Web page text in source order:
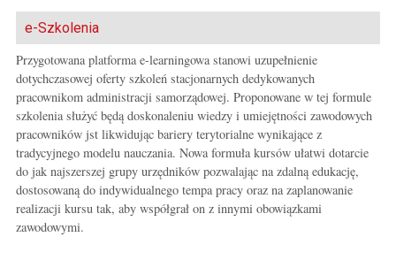
t
r
i
a
l
n
e
g
o
e-Szkolenia
Przygotowana platforma e-learningowa stanowi uzupełnienie
dotychczasowej oferty szkoleń stacjonarnych dedykowanych
pracownikom administracji samorządowej. Proponowane w tej formule
szkolenia służyć będą doskonaleniu wiedzy i umiejętności zawodowych
pracowników jst likwidując bariery terytorialne wynikające z
tradycyjnego modelu nauczania. Nowa formuła kursów ułatwi dotarcie
do jak najszerszej grupy urzędników pozwalając na zdalną edukację,
dostosowaną do indywidualnego tempa pracy oraz na zaplanowanie
realizacji kursu tak, aby współgrał on z innymi obowiązkami
zawodowymi.